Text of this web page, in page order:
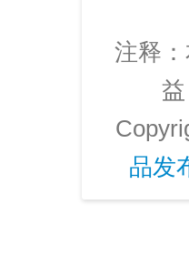
注释
品发